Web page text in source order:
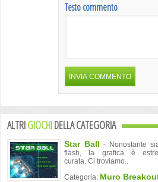
Testo commento
ALTRIGIOCHIDELLA CATEGORIA
Star Ball - Nonostante
flash, la grafica è
curata. Ci troviamo..
Categoria: Muro